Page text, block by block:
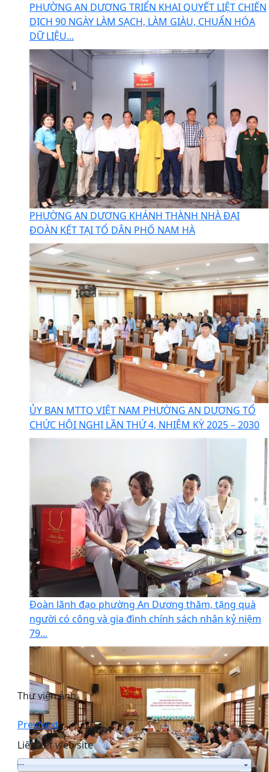
PHƯỜNG AN DƯƠNG TRIỂN KHAI QUYẾT LIỆT CHIẾN
DỊCH 90 NGÀY LÀM SẠCH, LÀM GIÀU, CHUẨN HÓA
DỮ LIỆU...
PHƯỜNG AN DƯƠNG KHÁNH THÀNH NHÀ ĐẠI
ĐOÀN KẾT TẠI TỔ DÂN PHỐ NAM HÀ
ỦY BAN MTTQ VIỆT NAM PHƯỜNG AN DƯƠNG TỔ
CHỨC HỘI NGHỊ LẦN THỨ 4, NHIỆM KỲ 2025 – 2030
Đoàn lãnh đạo phường An Dương thăm, tặng quà
người có công và gia đình chính sách nhân kỷ niệm
79...
Thư viện ảnh